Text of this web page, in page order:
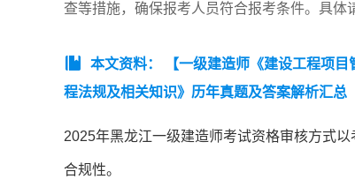
查等措施，确保报考人员符合报考条件。具体
本文资料： 【一级建造师《建设工程项
程法规及相关知识》历年真题及答案解析汇总
2025年黑龙江一级建造师考试资格审核方式
合规性。